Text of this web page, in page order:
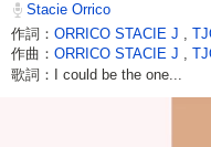
Stacie Orrico
作詞： ORRICO STACIE J
作曲： ORRICO STACIE J
歌詞：I could be the one...